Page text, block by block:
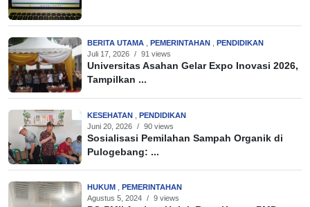
BERITA UTAMA PEMERINTAHAN
PENDIDIKAN
Juli 17, 2026 / 91 views
Universitas Asahan Gelar Expo Inovasi 2026,
Tampilkan ...
KESEHATAN
PENDIDIKAN
Juni 20, 2026 / 90 views
Sosialisasi Pemilahan Sampah Organik di
Pulogebang: ...
HUKUM
PEMERINTAHAN
Agustus 5, 2024 / 9 views